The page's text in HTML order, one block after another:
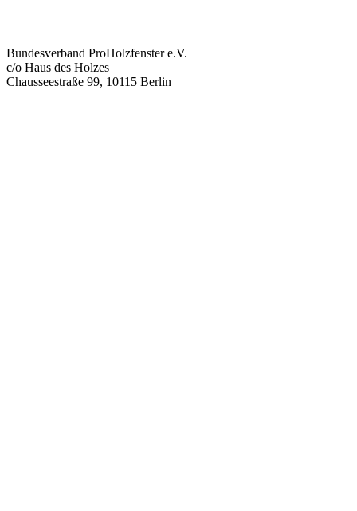
Bundesverband ProHolzfenster e.V.
c/o Haus des Holzes
Chausseestraße 99, 10115 Berlin